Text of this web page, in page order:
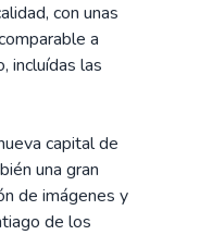
con unas
a
incluídas las
capital de
una gran
de imágenes y
de los